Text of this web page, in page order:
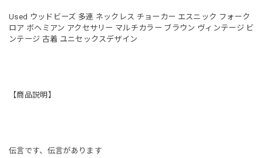
Used ウッドビーズ 多連 ネックレス チョーカー エスニック フォーク
ロア ボヘミアン アクセサリー マルチカラー ブラウン ヴィンテージ ビ
ンテージ 古着 ユニセックスデザイン
【商品説明】
伝言です、伝言があります